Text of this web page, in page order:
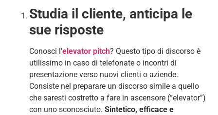
Studia il cliente, anticipa le
sue risposte
Conosci l’elevator pitch? Questo tipo di discorso è
utilissimo in caso di telefonate o incontri di
presentazione verso nuovi clienti o aziende.
Consiste nel preparare un discorso simile a quello
che saresti costretto a fare in ascensore (“elevator”)
con uno sconosciuto. Sintetico, efficace e